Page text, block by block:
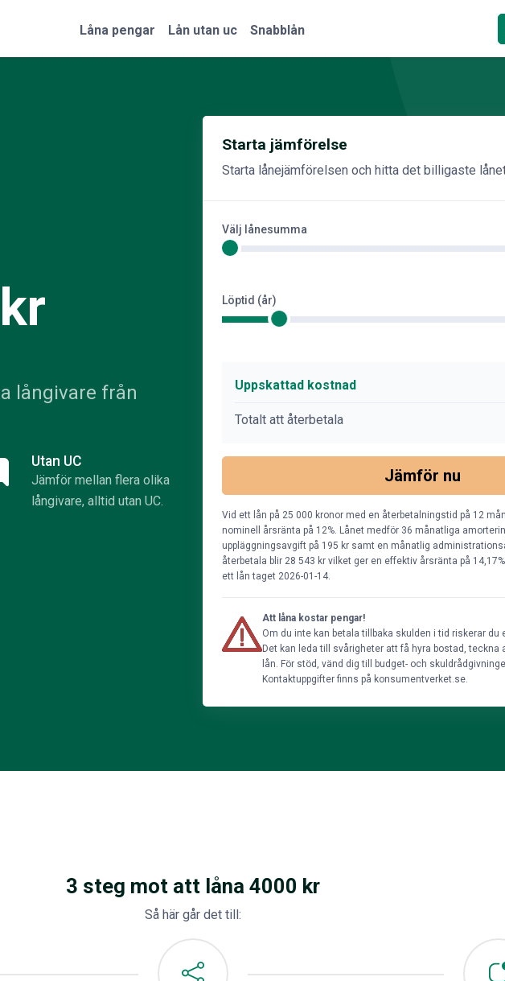
Låna pengar Lån utan uc Snabblån
långivare från
Utan UC
Jämför mellan flera olika
långivare, alltid utan UC.
Starta jämförelse
Starta lånejämförelsen och hitta det billigaste
Välj lånesumma
Löptid (år)
Uppskattad kostnad
Totalt att återbetala
Jämför nu
Vid ett lån på 25 000 kronor med en återbetalningstid på 12
nominell årsränta på 12%. Lånet medför 36 månatliga
uppläggningsavgift på 195 kr samt en månatlig
återbetala blir 28 543 kr vilket ger en effektiv årsränta på
ett lån taget 2026-01-14.
Att låna kostar pengar!
Om du inte kan betala tillbaka skulden i tid riskerar du
Det kan leda till svårigheter att få hyra bostad, teckna
lån. För stöd, vänd dig till budget- och
Kontaktuppgifter finns på konsumentverket.se.
3 steg mot att låna 4000 kr
Så här går det till: